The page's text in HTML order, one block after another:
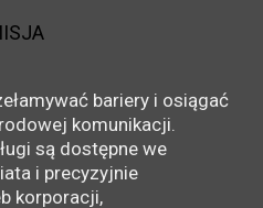
bariery i osiągać
komunikacji.
są dostępne we
i precyzyjnie
korporacji,